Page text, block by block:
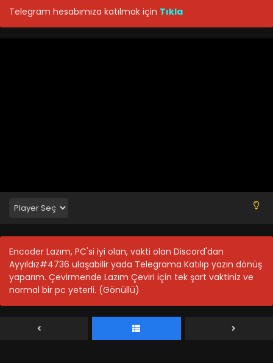
Telegram hesabımıza katılmak için Tıkla
Encoder Lazım, PC'si iyi olan, vakti olan Discord'dan
Ayyıldız#4736 ulaşabilir yada Telegrama Katılıp yazın dönüş
yaparım. Çevirmende Lazım Çeviri için tek şart vaktiniz ve
normal bir pc yeterli. (Gönüllü)
Kuroneko to Majo no Kyoushitsu 8.Bölüm izle
Blm 8 - Haziran 7, 2026
Kuroneko to Majo no Kyoushitsu 7.Bölüm izle
Blm 7 - Haziran 7, 2026